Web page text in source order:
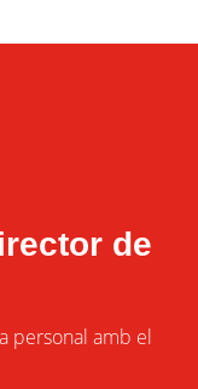
de
personal amb el